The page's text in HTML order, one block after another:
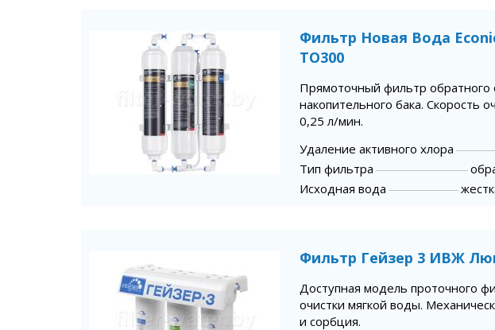
Фильтр Новая Вода
TO300
Прямоточный фильтр обратного
накопительного бака. Скорость
0,25 л/мин.
Удаление активного хлора
Тип фильтра
Исходная вода
Фильтр Гейзер 3 ИВЖ
Доступная модель проточного
очистки мягкой воды.
и сорбция.